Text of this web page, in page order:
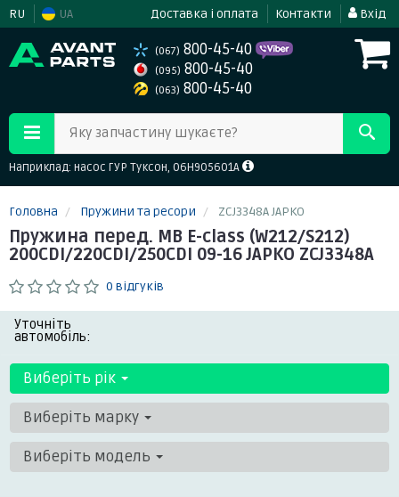
RU UA Доставка і оплата Контакти Вхід
(067) 800-45-40
(095) 800-45-40
(063) 800-45-40
Яку запчастину шукаєте?
Наприклад: насос ГУР Туксон, 06H905601A
Головна Пружини та ресори ZCJ3348A JAPKO
Пружина перед. MB E-class (W212/S212)
200CDI/220CDI/250CDI 09-16 JAPKO ZCJ3348A
0 відгуків
Уточніть
автомобіль:
Виберіть рік
Виберіть марку
Виберіть модель